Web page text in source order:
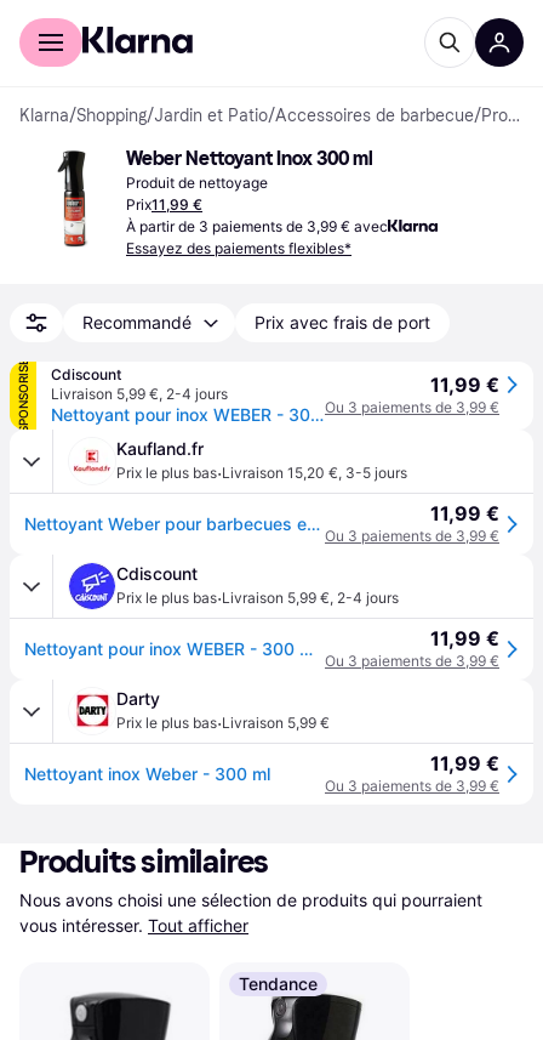
Acheter avec Klarna
Klarna/Shopping/Jardin et Patio/Accessoires de barbecue/ Produits de nettoyage
Weber Nettoyant Inox 300 ml
Produit de nettoyage
Prix11,99 €
À partir de 3 paiements de 3,99 € avec
Essayez des paiements flexibles*
Recommandé Prix avec frais de port
SPONSORISÉ
Cdiscount
Livraison 5,99 €, 2-4 jours
Nettoyant pour inox WEBER - 300 ml - Idéal pour nettoyer faire briller et protéger votre barbecue - Blanc
11,99 €
Ou 3 paiements de 3,99 €
Kaufland.fr
Prix le plus bas·Livraison 15,20 €, 3-5 jours
Nettoyant Weber pour barbecues en acier inoxydable, 300 ml 11,99 €
Ou 3 paiements de 3,99 €
Cdiscount
Prix le plus bas·Livraison 5,99 €, 2-4 jours
Nettoyant pour inox WEBER - 300 ml - Idéal pour nettoyer faire briller et protéger votre barbecue - Blanc 11,99 €
Ou 3 paiements de 3,99 €
Darty
Prix le plus bas·Livraison 5,99 €
Nettoyant inox Weber - 300 ml 11,99 €
Ou 3 paiements de 3,99 €
Produits similaires
Nous avons choisi une sélection de produits qui pourraient
vous intéresser. Tout afficher
Tendance